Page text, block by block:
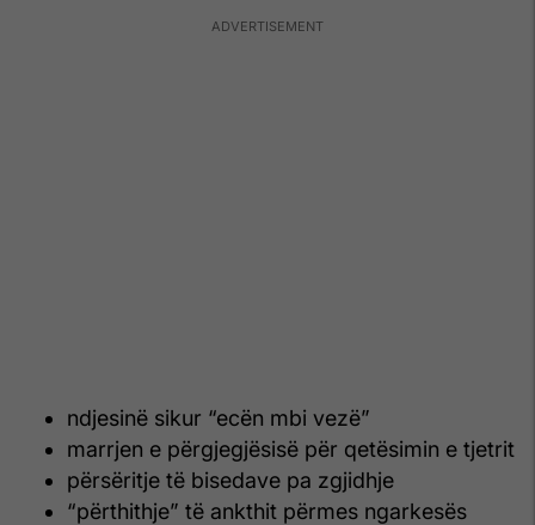
ndjesinë sikur “ecën mbi vezë”
marrjen e përgjegjësisë për qetësimin e tjetrit
përsëritje të bisedave pa zgjidhje
“përthithje” të ankthit përmes ngarkesës